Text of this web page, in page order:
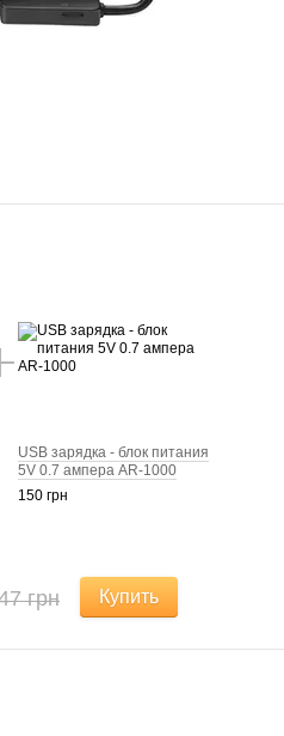
USB зарядка - блок питания
5V 0.7 ампера AR-1000
150 грн
грн Купить